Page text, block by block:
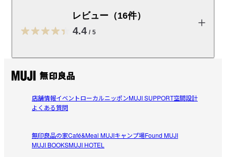
強撚糸を使用することで清涼感のある着心地に仕上げた、やわ
程良くゆとりをもたせたスタンドカラーのワンピースです。前
できる2WAY仕様です。立体感のあるパフスリーブで、やわらか
な印象に仕上げました。カフスはゆったりとした作りで、ボタ
【仕様】
レビュー（16件）
4.4 / 5
ムック
2026/08/04
さらっとしている
店舗情報イベントローカルニッポンMUJI SUPPORT空間設計
よくある質問
無印良品の家Café&Meal MUJIキャンプ場Found MUJI
MUJI BOOKSMUJI HOTEL